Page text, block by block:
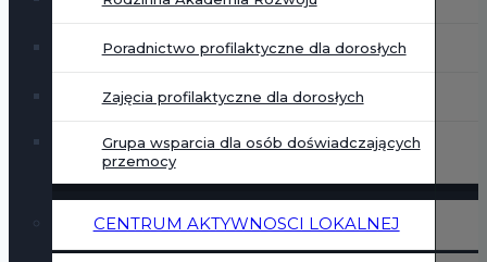
Poradnictwo profilaktyczne dla dorosłych
Zajęcia profilaktyczne dla dorosłych
Grupa wsparcia dla osób doświadczających
przemocy
CENTRUM AKTYWNOSCI LOKALNEJ